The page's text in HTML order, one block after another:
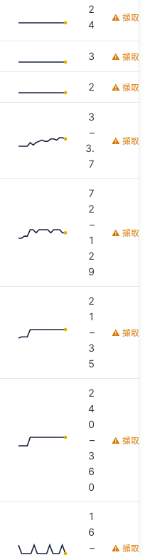
2
4
⚠ 擷取時
3 ⚠ 擷取時
2 ⚠ 擷取時
3
–
3.
7
⚠ 擷取時
7
2
–
1
2
9
⚠ 擷取時
2
1
–
3
5
⚠ 擷取時
2
4
0
–
3
6
0
⚠ 擷取時
1
6
–
⚠ 擷取時